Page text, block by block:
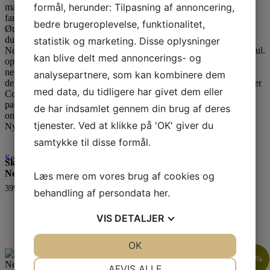
Nyhed
Se produkt
Skovbjerg Collection
Nederdel Light Blue
399,00 kr.
Nyhed
Se produkt
499,00kr.
23%
formål, herunder: Tilpasning af annoncering,
bedre brugeroplevelse, funktionalitet,
statistik og marketing. Disse oplysninger
kan blive delt med annoncerings- og
analysepartnere, som kan kombinere dem
med data, du tidligere har givet dem eller
de har indsamlet gennem din brug af deres
tjenester. Ved at klikke på 'OK' giver du
samtykke til disse formål.
Læs mere om vores brug af cookies og
behandling af persondata her.
VIS DETALJER
OK